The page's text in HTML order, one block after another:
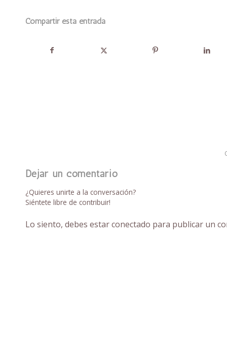
Compartir esta entrada
Dejar un comentario
¿Quieres unirte a la conversación?
Siéntete libre de contribuir!
Lo siento, debes estarconectado para publicar un